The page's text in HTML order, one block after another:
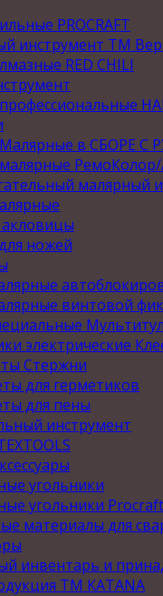
PROCRAFT
инструмент ТМ
RED CHILI
в СБОРЕ С
РемоКолор/
малярный
ножей
винтовой
электрические
Стержни
для герметиков
для пены
инструмент
угольники
угольники Procraft
материалы для
инвентарь и
ТМ KATANA